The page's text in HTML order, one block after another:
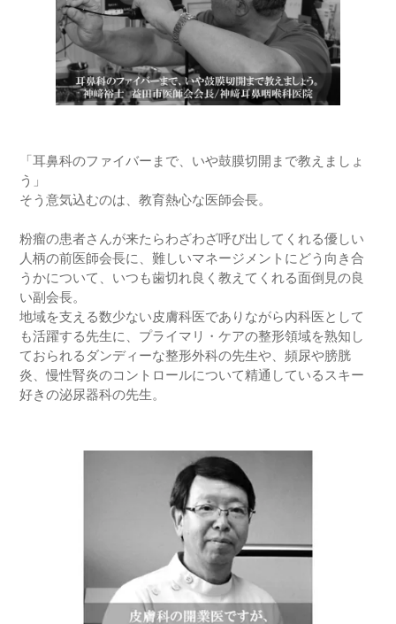
「耳鼻科のファイバーまで、いや鼓膜切開まで教えましょ
う」
そう意気込むのは、教育熱心な医師会長。
粉瘤の患者さんが来たらわざわざ呼び出してくれる優しい
人柄の前医師会長に、難しいマネージメントにどう向き合
うかについて、いつも歯切れ良く教えてくれる面倒見の良
い副会長。
地域を支える数少ない皮膚科医でありながら内科医として
も活躍する先生に、プライマリ・ケアの整形領域を熟知し
ておられるダンディーな整形外科の先生や、頻尿や膀胱
炎、慢性腎炎のコントロールについて精通しているスキー
好きの泌尿器科の先生。